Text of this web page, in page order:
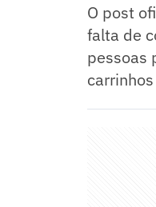
O post
falta de
pessoas